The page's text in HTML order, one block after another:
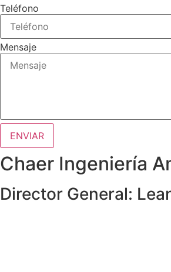
Teléfono
Mensaje
ENVIAR
Chaer Ingeniería
Director General: